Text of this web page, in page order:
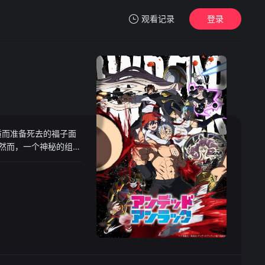
观看记录
暂无观看影片的记录
登录
准备死去的福子面
而，一个神秘的组织